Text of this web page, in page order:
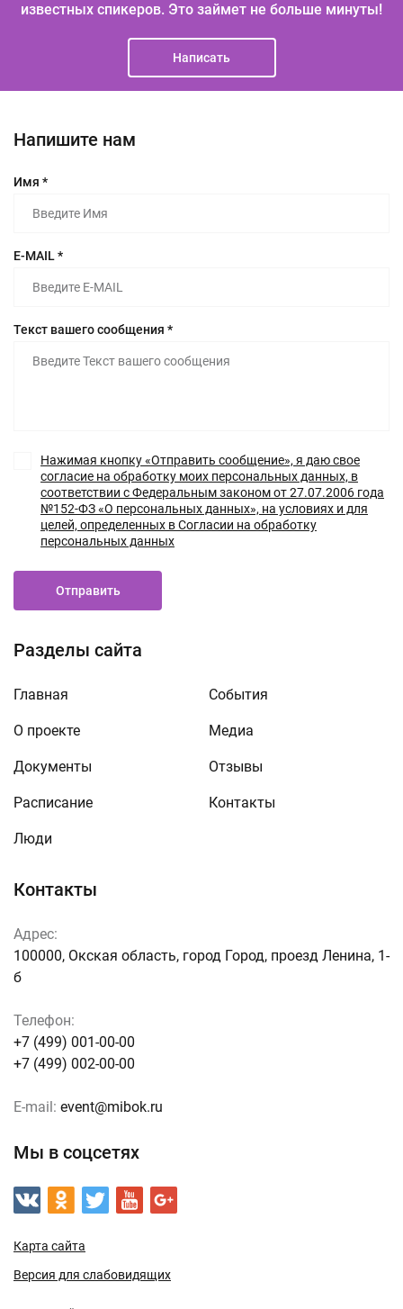
известных спикеров. Это займет не больше минуты!
Написать
Контакты
Адрес:
100000, Окская область, город Город, проезд Ленина, 1-
б
Телефон:
+7 (499) 001-00-00
+7 (499) 002-00-00
E-mail: event@mibok.ru
Мы в соцсетях
Карта сайта
Версия для слабовидящих
Разделы сайта
Главная
О проекте
Документы
Расписание
Люди
События
Медиа
Отзывы
Контакты
Напишите нам
Имя *
E-MAIL *
Текст вашего сообщения *
Нажимая кнопку «Отправить сообщение», я даю свое
согласие на обработку моих персональных данных, в
соответствии с Федеральным законом от 27.07.2006 года
№152-ФЗ «О персональных данных», на условиях и для
целей, определенных в Согласии на обработку
персональных данных
Отправить